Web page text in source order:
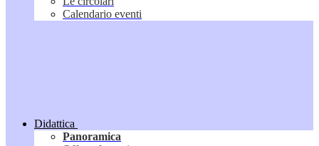
Calendario eventi
Didattica
Panoramica